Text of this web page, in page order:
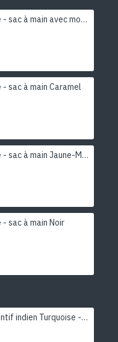
Sac à main femme - sac à main avec motifs
- sac à main Caramel
Sac à main femme - sac à main Jaune-Moutarde
- sac à main Noir
Turquoise - Pendentif indien Turquoise - Bijoux Inde